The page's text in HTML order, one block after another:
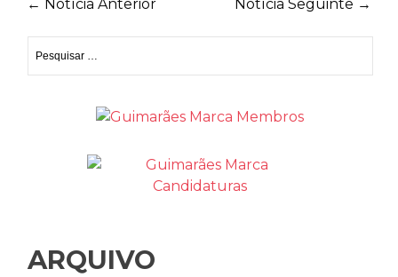
Navegação
de
artigos
← Notícia Anterior Notícia Seguinte →
por:
ARQUIVO